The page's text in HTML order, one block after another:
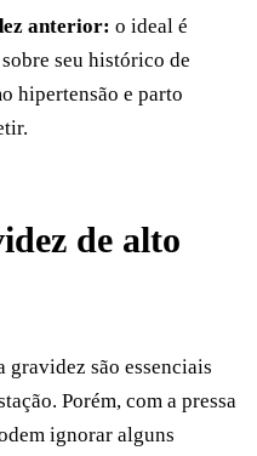
anterior: o ideal é
seu histórico de
hipertensão e parto
de alto
gravidez são essenciais
Porém, com a pressa
ignorar alguns